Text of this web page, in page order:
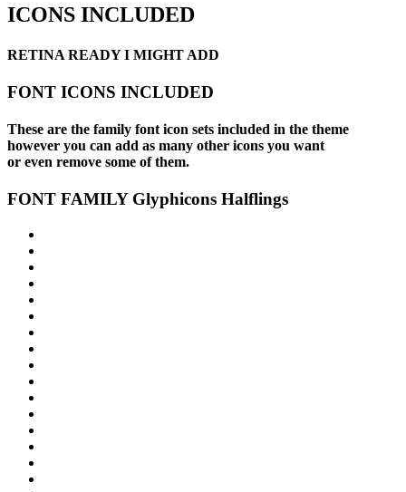
ICONS INCLUDED
RETINA READY I MIGHT ADD
FONT ICONS INCLUDED
These are the family font icon sets included in the theme
however you can add as many other icons you want
or even remove some of them.
FONT FAMILY Glyphicons Halflings